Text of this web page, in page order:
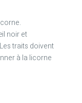
noir et
traits doivent
à la licorne